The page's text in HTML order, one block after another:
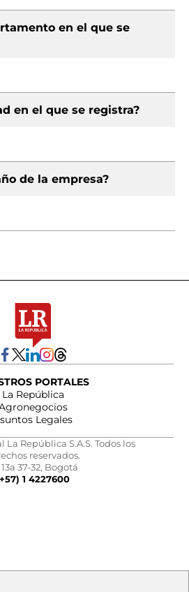
en el que se
en el que se registra?
de la empresa?
PORTALES
La República
Legales
República S.A.S. Todos los
reservados.
13a 37-32, Bogotá
1 4227600